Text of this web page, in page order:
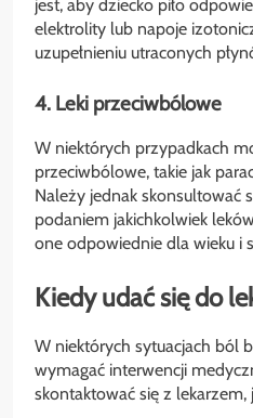
jest, aby dziecko piło
elektrolity lub napoje
uzupełnieniu utraconych
4. Leki przeciwbólowe
W niektórych przypadkach
przeciwbólowe, takie jak
Należy jednak skonsultować
podaniem jakichkolwiek
one odpowiednie dla wieku i
Kiedy udać się do
W niektórych sytuacjach ból
wymagać interwencji
skontaktować się z lekarzem,